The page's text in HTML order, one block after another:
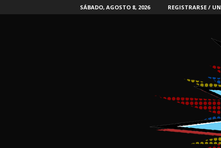
SÁBADO, AGOSTO 8, 2026 REGISTRARSE /